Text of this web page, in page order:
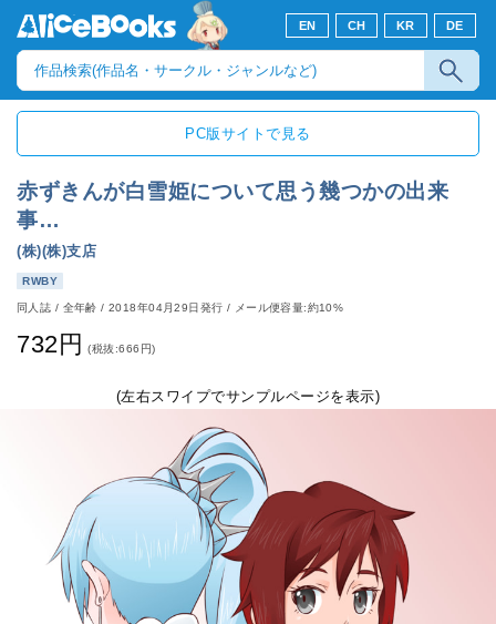
EN CH KR DE
PC版サイトで見る
赤ずきんが白雪姫について思う幾つかの出来
事…
(株)(株)支店
RWBY
同人誌 / 全年齢/2018年04月29日発行 / メール便容量:約10%
732円 (税抜:666円)
(左右スワイプでサンプルページを表示)